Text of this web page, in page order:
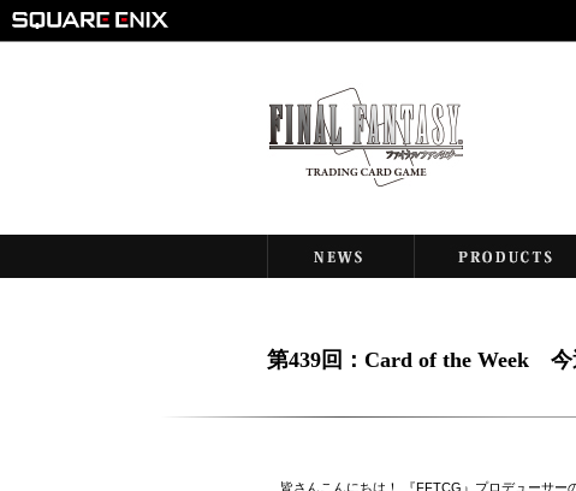
第439回：Card of the Week 今
皆さんこんにちは！ 『FFTCG』プロデューサー